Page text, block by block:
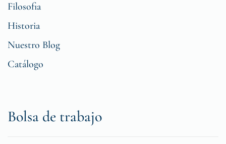
Filosofia
Historia
Nuestro Blog
Catálogo
Bolsa de trabajo